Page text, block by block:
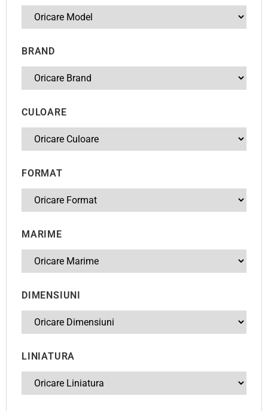
BRAND
CULOARE
FORMAT
MARIME
DIMENSIUNI
LINIATURA